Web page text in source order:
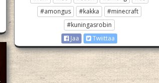
#amongus
#kakka
#minecraft
#kuningasrobin
Jaa
Twiittaa